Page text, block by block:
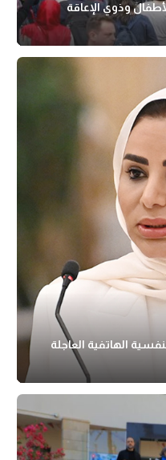
وذوي الإعاقة
الهاتفية العاجلة